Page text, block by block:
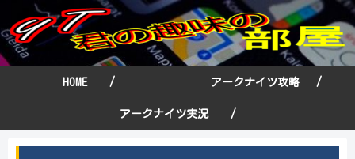
HOME / アークナイツ攻略 /
アークナイツ実況 /